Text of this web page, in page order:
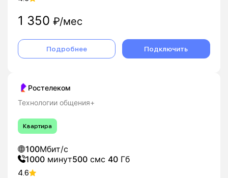
1 350 ₽/мес
Подробнее Подключить
Ростелеком
Технологии общения+
Квартира
100Мбит/с
1000 минут500 смс 40 Гб
4.6